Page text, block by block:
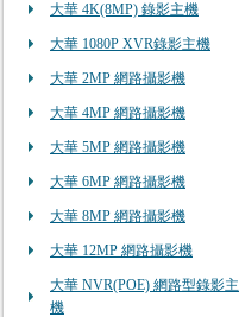
大華 4K(8MP) 錄影主機
大華 1080P XVR錄影主機
大華 2MP 網路攝影機
大華 4MP 網路攝影機
大華 5MP 網路攝影機
大華 6MP 網路攝影機
大華 8MP 網路攝影機
大華 12MP 網路攝影機
大華 NVR(POE) 網路型錄影主
機